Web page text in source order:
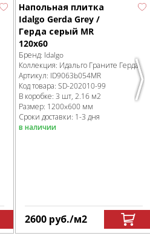
Напольная плитка
Idalgo Gerda Grey /
Герда серый MR
120x60
Бренд: Idalgo
Коллекция: Идальго Граните Герда
Артикул: ID9063b054MR
Код товара: SD-202010-99
В коробке: 3 шт, 2.16 м2
Размер: 1200x600 мм
Сроки доставки: 1-3 дня
в наличии
2600 руб./м2